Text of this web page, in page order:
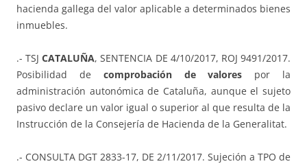
hacienda gallega del valor aplicable a determinados bienes
inmuebles.
.- TSJCATALUÑA, SENTENCIA DE 4/10/2017, ROJ 9491/2017.
Posibilidad de comprobación de valores por la
administración autonómica de Cataluña, aunque el sujeto
pasivo declare un valor igual o superior al que resulta de la
Instrucción de la Consejería de Hacienda de la Generalitat.
.- CONSULTA DGT 2833-17, DE 2/11/2017. Sujeción a TPO de